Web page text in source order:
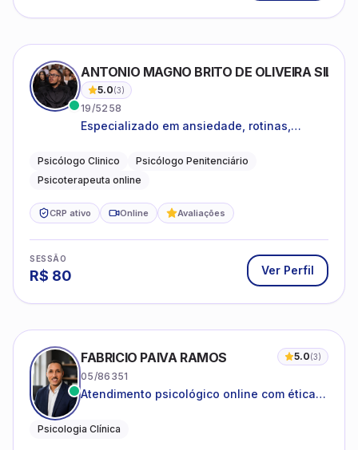
ANTONIO MAGNO BRITO DE OLIVEIRA SILVA
5.0(3)
19/5258
Especializado em ansiedade, rotinas,
familiares e questões comportamentais.
Psicólogo Clinico
Psicólogo Penitenciário
Psicoterapeuta online
CRP ativo Online Avaliações
SESSÃO
R$ 80 Ver Perfil
FABRICIO PAIVA RAMOS 5.0(3)
05/86351
Atendimento psicológico online com ética,
Psicologia Clínica